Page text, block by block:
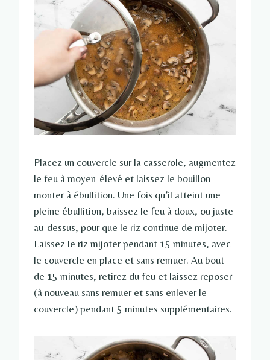
Placez un couvercle sur la casserole, augmentez
le feu à moyen-élevé et laissez le bouillon
monter à ébullition. Une fois qu’il atteint une
pleine ébullition, baissez le feu à doux, ou juste
au-dessus, pour que le riz continue de mijoter.
Laissez le riz mijoter pendant 15 minutes, avec
le couvercle en place et sans remuer. Au bout
de 15 minutes, retirez du feu et laissez reposer
(à nouveau sans remuer et sans enlever le
couvercle) pendant 5 minutes supplémentaires.